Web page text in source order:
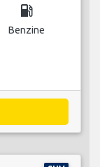
local_gas_station
Benzine